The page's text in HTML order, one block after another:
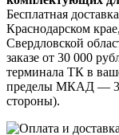
Бесплатная
Краснодарском
Свердловской
заказе от 30 000
терминала ТК в
пределы МКАД — 30
стороны).